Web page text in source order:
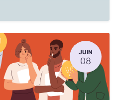
JUIN
08